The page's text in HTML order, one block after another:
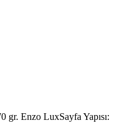
gr. Enzo LuxSayfa Yapısı: